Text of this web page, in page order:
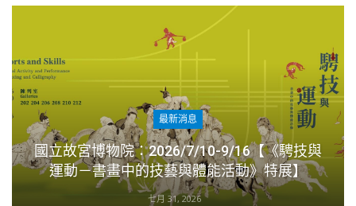
最新消息
國立故宮博物院：2026/7/10-9/16【《騁技與
運動－書畫中的技藝與體能活動》特展】
七月 31, 2026